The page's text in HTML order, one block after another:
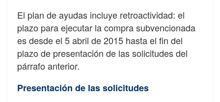
El plan de ayudas incluye retroactividad: el
plazo para ejecutar la compra subvencionada
es desde el 5 abril de 2015 hasta el fin del
plazo de presentación de las solicitudes del
párrafo anterior.
Presentación de las solicitudes